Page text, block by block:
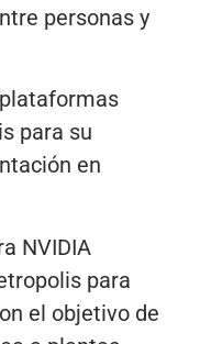
personas y
para su
en
NVIDIA
para
el objetivo de